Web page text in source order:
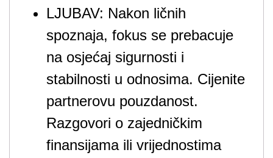
LJUBAV: Nakon ličnih
spoznaja, fokus se prebacuje
na osjećaj sigurnosti i
stabilnosti u odnosima. Cijenite
partnerovu pouzdanost.
Razgovori o zajedničkim
finansijama ili vrijednostima